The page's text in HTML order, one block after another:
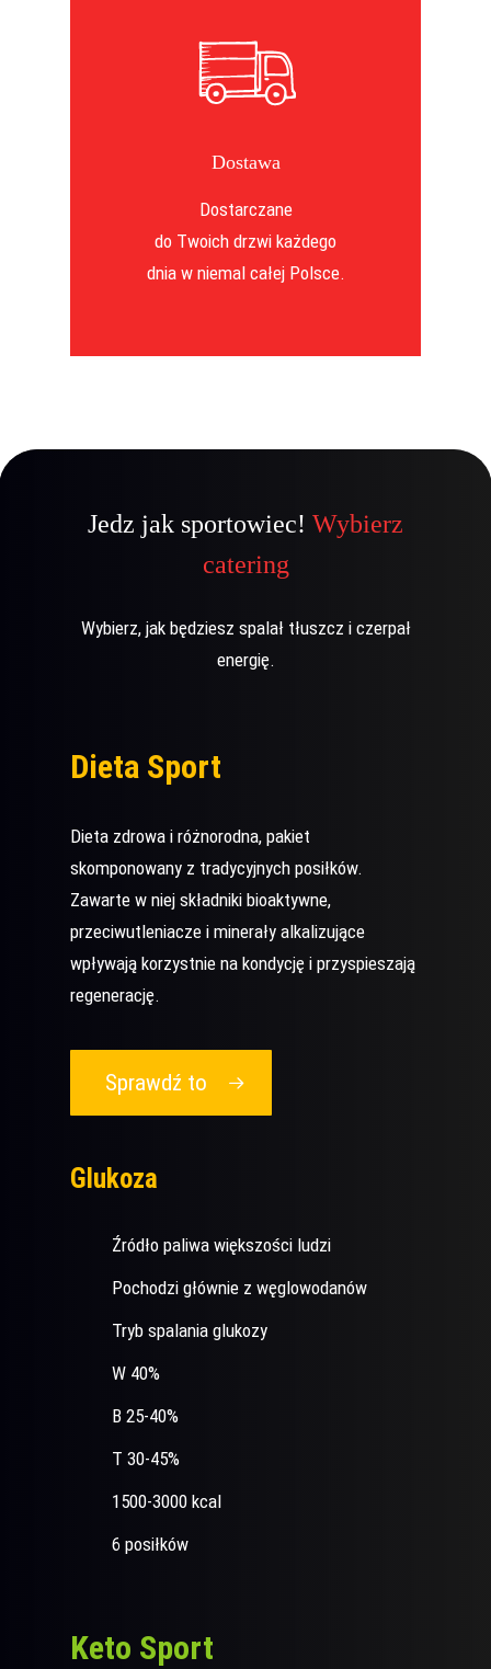
Dostawa
Dostarczane
do Twoich drzwi każdego
dnia w niemal całej Polsce.
Jedz jak sportowiec! Wybierz
catering
Wybierz, jak będziesz spalał tłuszcz i czerpał
energię.
Dieta Sport
Dieta zdrowa i różnorodna, pakiet
skomponowany z tradycyjnych posiłków.
Zawarte w niej składniki bioaktywne,
przeciwutleniacze i minerały alkalizujące
wpływają korzystnie na kondycję i przyspieszają
regenerację.
Sprawdź to
Glukoza
Źródło paliwa większości ludzi
Pochodzi głównie z węglowodanów
Tryb spalania glukozy
W 40%
B 25-40%
T 30-45%
1500-3000 kcal
6 posiłków
Keto Sport